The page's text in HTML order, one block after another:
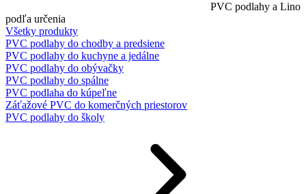
PVC podlahy a Lino
podľa určenia
Všetky produkty
PVC podlahy do chodby a predsiene
PVC podlahy do kuchyne a jedálne
PVC podlahy do obývačky
PVC podlahy do spálne
PVC podlaha do kúpeľne
Záťažové PVC do komerčných priestorov
PVC podlahy do školy